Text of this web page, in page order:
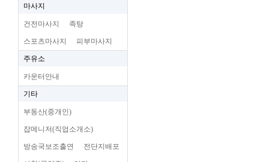
마사지
건전마사지 족탕
스포츠마사지 피부마사지
주유소
카운터안내
기타
부동산(중개인)
잡메니저(직업소개소)
방송국보조출연 전단지배포